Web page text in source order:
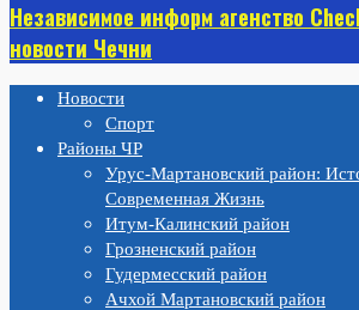
Независимое информ агенство
новости Чечни
Новости
Спорт
Районы ЧР
Урус-Мартановский район:
Современная Жизнь
Итум-Калинский район
Грозненский район
Гудермесский район
Ачхой Мартановский район